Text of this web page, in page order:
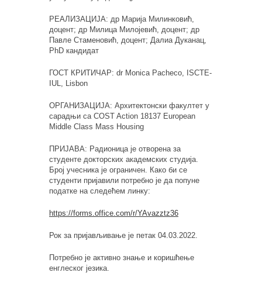
РЕАЛИЗАЦИЈА: др Марија Милинковић,
доцент; др Милица Милојевић, доцент; др
Павле Стаменовић, доцент; Далиа Дуканац,
PhD кандидат
ГОСТ КРИТИЧАР: dr Monica Pacheco, ISCTE-
IUL, Lisbon
ОРГАНИЗАЦИЈА: Архитектонски факултет у
сарадњи са COST Action 18137 European
Middle Class Mass Housing
ПРИЈАВА: Радионица је отворена за
студенте докторских академских студија.
Број учесника је ограничен. Како би се
студенти пријавили потребно је да попуне
податке на следећем линку:
https://forms.office.com/r/YAvazztz36
Рок за пријављивање је петак 04.03.2022.
Потребно је активно знање и коришћење
енглеског језика.